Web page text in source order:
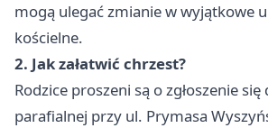
mogą ulegać zmianie w wyjątkowe
kościelne.
2. Jak załatwić chrzest?
Rodzice proszeni są o zgłoszenie
parafialnej przy ul. Prymasa